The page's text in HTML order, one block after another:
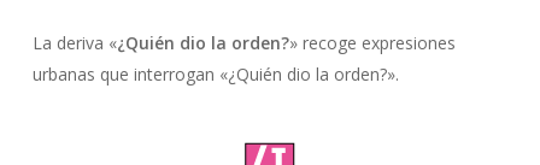
La deriva «¿Quién dio la orden?» recoge expresiones
urbanas que interrogan «¿Quién dio la orden?».